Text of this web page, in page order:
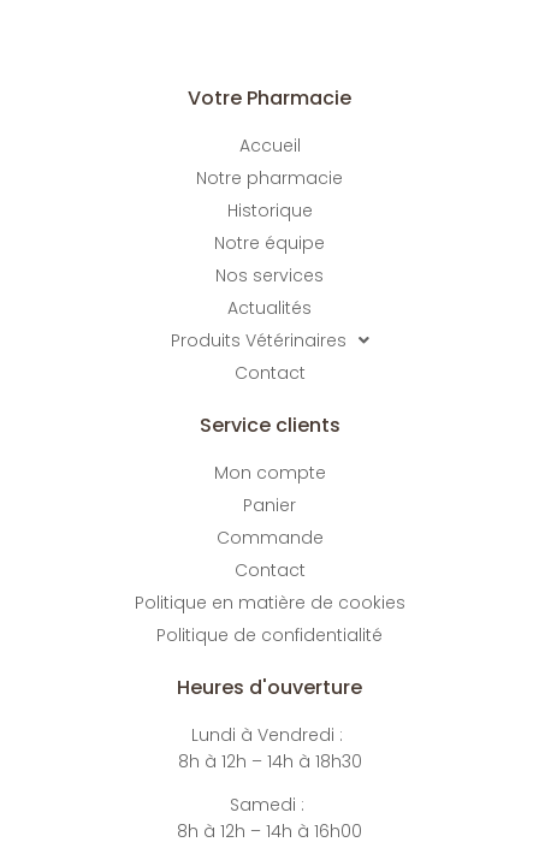
Votre Pharmacie
Accueil
Notre pharmacie
Historique
Notre équipe
Nos services
Actualités
Produits Vétérinaires
Contact
Service clients
Mon compte
Panier
Commande
Contact
Politique en matière de cookies
Politique de confidentialité
Heures d'ouverture
Lundi à Vendredi :
8h à 12h – 14h à 18h30
Samedi :
8h à 12h – 14h à 16h00